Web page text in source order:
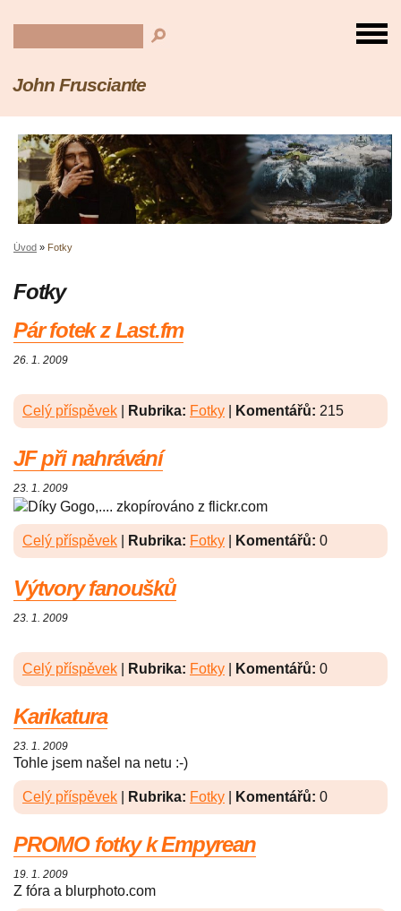
John Frusciante
Úvod » Fotky
Fotky
Pár fotek z Last.fm
26. 1. 2009
Celý příspěvek Rubrika: Fotky Komentářů: 215
JF při nahrávání
23. 1. 2009
Díky Gogo,.... zkopírováno z flickr.com
Celý příspěvek Rubrika: Fotky Komentářů: 0
Výtvory fanoušků
23. 1. 2009
Celý příspěvek Rubrika: Fotky Komentářů: 0
Karikatura
23. 1. 2009
Tohle jsem našel na netu :-)
Celý příspěvek Rubrika: Fotky Komentářů: 0
PROMO fotky k Empyrean
19. 1. 2009
Z fóra a blurphoto.com